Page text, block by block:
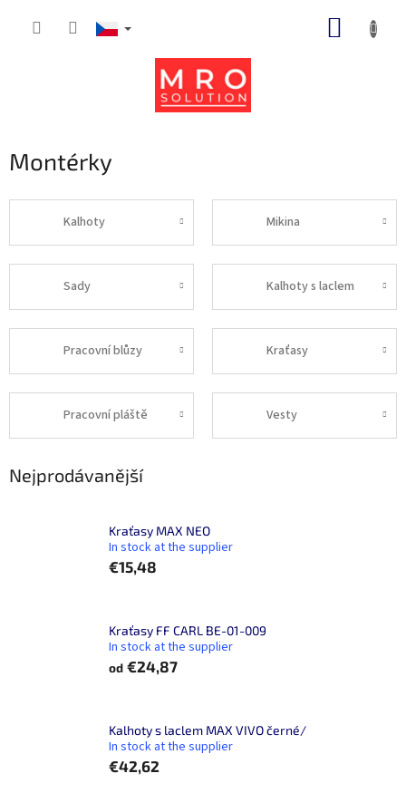
Montérky
Kalhoty Mikina
Sady Kalhoty s laclem
Pracovní blůzy Kraťasy
Pracovní pláště Vesty
Nejprodávanější
Kraťasy MAX NEO
In stock at the supplier
€15,48
Kraťasy FF CARL BE-01-009
In stock at the supplier
od €24,87
Kalhoty s laclem MAX VIVO černé/
In stock at the supplier
€42,62